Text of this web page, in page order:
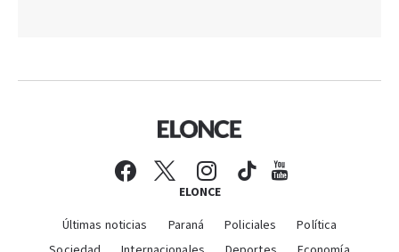
ELONCE
Últimas noticias Paraná Policiales
Política